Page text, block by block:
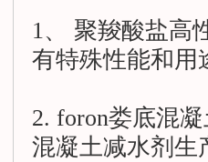
1、 聚羧酸盐高
有特殊性能和用
2. foron娄底混
混凝土减水剂生